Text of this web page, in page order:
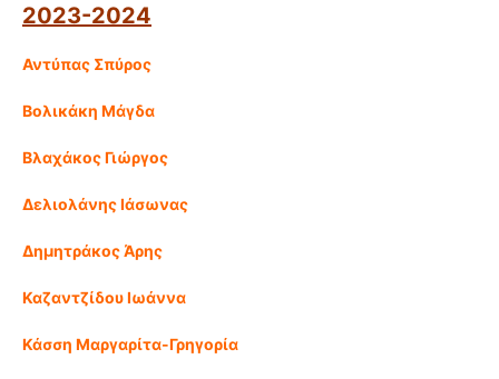
2023-2024
Αντύπας Σπύρος
Βολικάκη Μάγδα
Βλαχάκος Γιώργος
Δελιολάνης Ιάσωνας
Δημητράκος Άρης
Καζαντζίδου Ιωάννα
Κάσση Μαργαρίτα-Γρηγορία